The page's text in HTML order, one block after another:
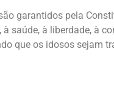
garantidos pela
saúde, à liberdade, à
que os idosos sejam